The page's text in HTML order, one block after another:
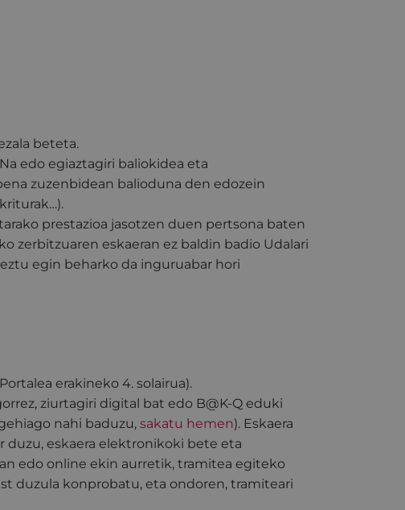
beteta.
edo egiaztagiri baliokidea eta
zuzenbidean balioduna den edozein
prestazioa jasotzen duen pertsona baten
zerbitzuaren eskaeran ez baldin badio Udalari
egin beharko da inguruabar hori
erakineko 4. solairua).
ziurtagiri digital bat edo B@K-Q eduki
nahi baduzu, sakatu hemen). Eskaera
eskaera elektronikoki bete eta
edo online ekin aurretik, tramitea egiteko
duzula konprobatu, eta ondoren, tramiteari